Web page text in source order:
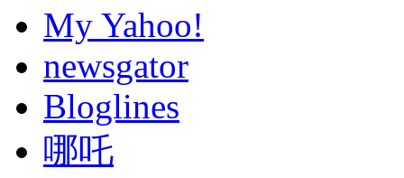
My Yahoo!
newsgator
Bloglines
哪吒